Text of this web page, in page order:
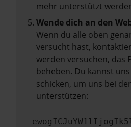
mehr unterstützt
Wende dich an den
Wenn du alle oben
versucht hast,
werden versuchen, das
beheben. Du kannst
schicken, um uns bei
unterstützen: